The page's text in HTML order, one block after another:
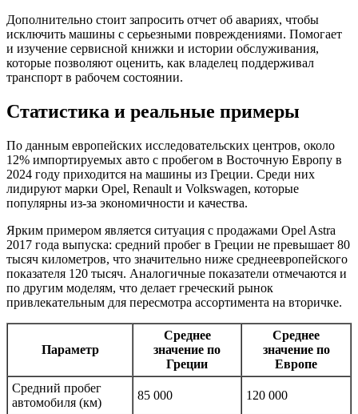
Дополнительно стоит запросить отчет об авариях, чтобы
исключить машины с серьезными повреждениями. Помогает
и изучение сервисной книжки и истории обслуживания,
которые позволяют оценить, как владелец поддерживал
транспорт в рабочем состоянии.
Статистика и реальные примеры
По данным европейских исследовательских центров, около
12% импортируемых авто с пробегом в Восточную Европу в
2024 году приходится на машины из Греции. Среди них
лидируют марки Opel, Renault и Volkswagen, которые
популярны из-за экономичности и качества.
Ярким примером является ситуация с продажами Opel Astra
2017 года выпуска: средний пробег в Греции не превышает 80
тысяч километров, что значительно ниже среднеевропейского
показателя 120 тысяч. Аналогичные показатели отмечаются и
по другим моделям, что делает греческий рынок
привлекательным для пересмотра ассортимента на вторичке.
Параметр
Среднее
значение по
Греции
Среднее
значение по
Европе
Средний пробег
автомобиля (км)
85 000 120 000